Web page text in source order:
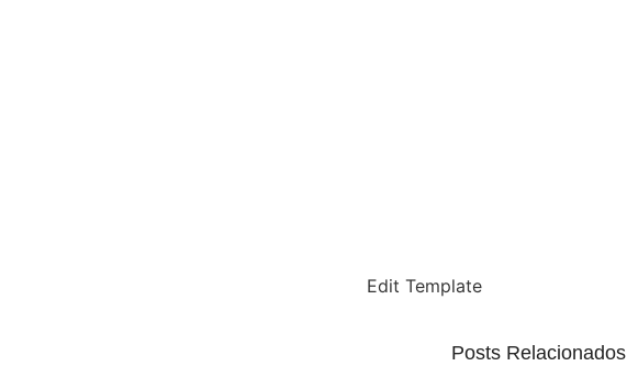
Edit Template
Posts Relacionados